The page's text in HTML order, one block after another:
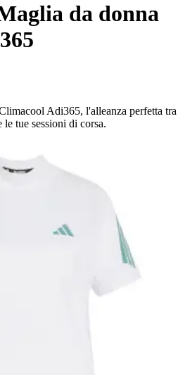
da donna
Adi365, l'alleanza perfetta tra
tue sessioni di corsa.